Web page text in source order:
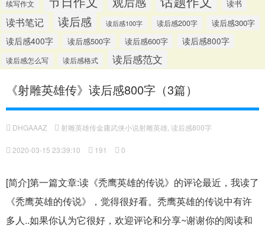
续写作文 读书
读书笔记 读后感 读后感100字 读后感200字 读后感300字
读后感400字 读后感500字 读后感600字 读后感800字
读后感怎么写 读后感格式 读后感范文
《射雕英雄传》读后感800字（3篇）
DHGAAAZ 射雕英雄传金庸武侠小说射雕英雄 读后感800字
2020-03-15 23:39:10 191 0
[简介]第一篇文章:读《秃鹰英雄的传说》的评论最近，我读了
《秃鹰英雄的传说》，觉得很好看。秃鹰英雄的传说中有许
多人..如果你认为它很好，欢迎评论和分享~谢谢你的阅读和